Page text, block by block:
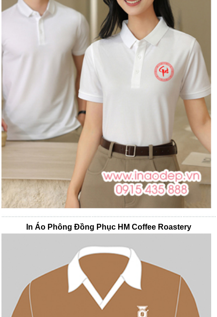
In Áo Phông Đồng Phục HM Coffee Roastery